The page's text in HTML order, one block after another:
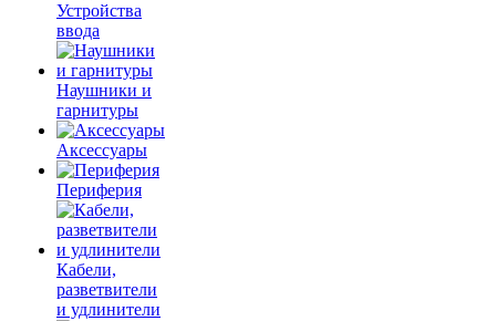
Устройства
ввода
Наушники и
гарнитуры
Аксессуары
Периферия
Кабели,
разветвители
и удлинители